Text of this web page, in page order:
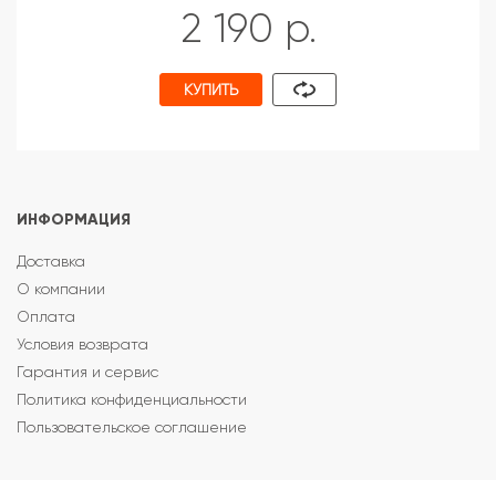
2 190 р.
КУПИТЬ
ИНФОРМАЦИЯ
Доставка
О компании
Оплата
Условия возврата
Гарантия и сервис
Политика конфиденциальности
Пользовательское соглашение